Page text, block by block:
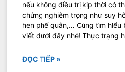
nếu không điều trị kịp thời có
chứng nghiêm trọng như suy
hen phế quản,… Cùng tìm hiểu
viết dưới đây nhé! Thực trạng
ĐỌC TIẾP »